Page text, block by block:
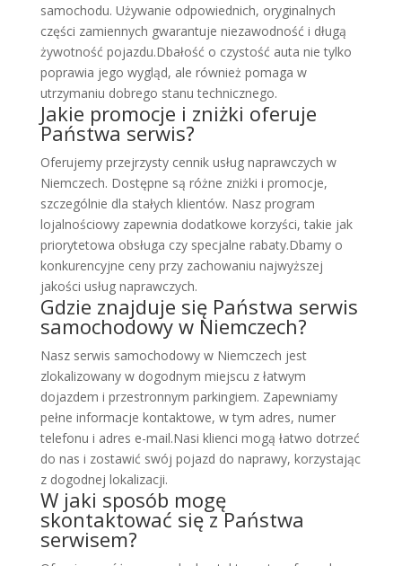
samochodu. Używanie odpowiednich, oryginalnych
części zamiennych gwarantuje niezawodność i długą
żywotność pojazdu.Dbałość o czystość auta nie tylko
poprawia jego wygląd, ale również pomaga w
utrzymaniu dobrego stanu technicznego.
Jakie promocje i zniżki oferuje
Państwa serwis?
Oferujemy przejrzysty cennik usług naprawczych w
Niemczech. Dostępne są różne zniżki i promocje,
szczególnie dla stałych klientów. Nasz program
lojalnościowy zapewnia dodatkowe korzyści, takie jak
priorytetowa obsługa czy specjalne rabaty.Dbamy o
konkurencyjne ceny przy zachowaniu najwyższej
jakości usług naprawczych.
Gdzie znajduje się Państwa serwis
samochodowy w Niemczech?
Nasz serwis samochodowy w Niemczech jest
zlokalizowany w dogodnym miejscu z łatwym
dojazdem i przestronnym parkingiem. Zapewniamy
pełne informacje kontaktowe, w tym adres, numer
telefonu i adres e-mail.Nasi klienci mogą łatwo dotrzeć
do nas i zostawić swój pojazd do naprawy, korzystając
z dogodnej lokalizacji.
W jaki sposób mogę
skontaktować się z Państwa
serwisem?